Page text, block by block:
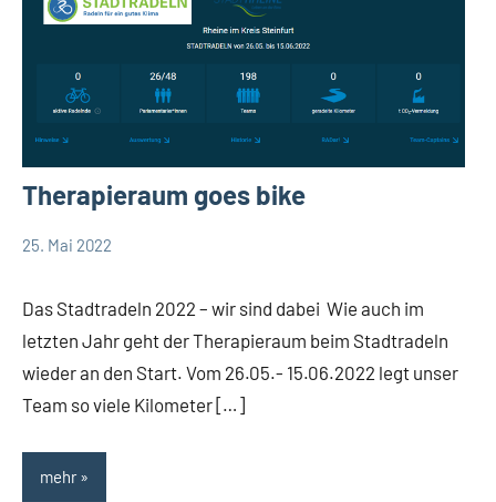
Therapieraum goes bike
25. Mai 2022
Das Stadtradeln 2022 – wir sind dabei Wie auch im
letzten Jahr geht der Therapieraum beim Stadtradeln
wieder an den Start. Vom 26.05.- 15.06.2022 legt unser
Team so viele Kilometer […]
mehr